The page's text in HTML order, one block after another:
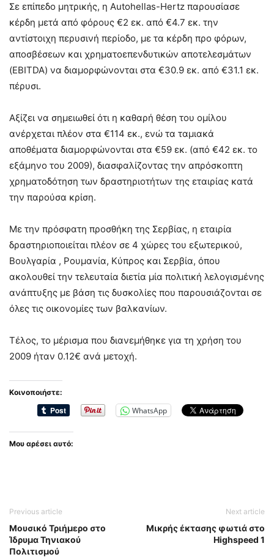
Σε επίπεδο μητρικής, η Autohellas-Hertz παρουσίασε
κέρδη μετά από φόρους €2 εκ. από €4.7 εκ. την
αντίστοιχη περυσινή περίοδο, με τα κέρδη προ φόρων,
αποσβέσεων και χρηματοεπενδυτικών αποτελεσμάτων
(EBITDA) να διαμορφώνονται στα €30.9 εκ. από €31.1 εκ.
πέρυσι.
Αξίζει να σημειωθεί ότι η καθαρή θέση του ομίλου
ανέρχεται πλέον στα €114 εκ., ενώ τα ταμιακά
αποθέματα διαμορφώνονται στα €59 εκ. (από €42 εκ. το
εξάμηνο του 2009), διασφαλίζοντας την απρόσκοπτη
χρηματοδότηση των δραστηριοτήτων της εταιρίας κατά
την παρούσα κρίση.
Με την πρόσφατη προσθήκη της Σερβίας, η εταιρία
δραστηριοποιείται πλέον σε 4 χώρες του εξωτερικού,
Βουλγαρία , Ρουμανία, Κύπρος και Σερβία, όπου
ακολουθεί την τελευταία διετία μία πολιτική λελογισμένης
ανάπτυξης με βάση τις δυσκολίες που παρουσιάζονται σε
όλες τις οικονομίες των βαλκανίων.
Τέλος, το μέρισμα που διανεμήθηκε για τη χρήση του
2009 ήταν 0.12€ ανά μετοχή.
Κοινοποιήστε:
WhatsApp
Μου αρέσει αυτό:
Previous article
Μουσικό Τριήμερο στο
Ίδρυμα Τηνιακού
Πολιτισμού
Next article
Μικρής έκτασης φωτιά στο
Highspeed 1